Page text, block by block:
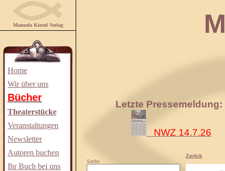
Manuela Kinzel Verlag
Home
Wir über uns
Bücher
Theaterstücke
Veranstaltungen
Newsletter
Autoren buchen
Ihr Buch bei uns
Letzte Pressemeldung:
NWZ 14.7.26
Suche:
Zurück